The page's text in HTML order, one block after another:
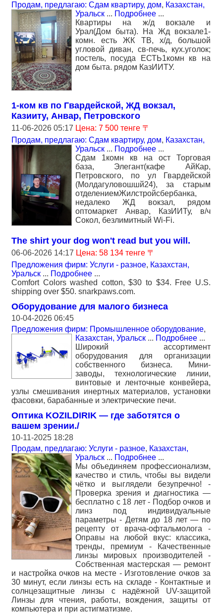
Продам, предлагаю: Сдам квартиру, дом, Казахстан,
Уральск ... Подробнее ...
Квартиры на ж/д вокзале и
Урал(Дом быта). На Жд вокзале1-
комн. есть ЖК ТВ, х/д, большой
угловой диван, св-печь, кух.уголок;
постель, посуда ЕСТЬ1комн кв на
дом быта. рядом КазИИТУ.
1-ком кв по Гвардейской, ЖД вокзал,
Казииту, Анвар, Петровского
11-06-2026 05:17 Цена: 7 500 тенге 〒
Продам, предлагаю: Сдам квартиру, дом, Казахстан,
Уральск ... Подробнее ...
Сдам 1комн кв на ост Торговая
база, Элегант(кафе АйКар,
Петровского, по ул Гвардейской
(Молдагуловошшй24), за старым
отделениемЖилстройсбербанка,
недалеко ЖД вокзал, рядом
оптомаркет Анвар, КазИИТу, в/ч
Сокол, безлимитный Wi-Fi.
The shirt your dog won't read but you will.
06-06-2026 14:17 Цена: 58 134 тенге 〒
Предложения фирм: Услуги - разное, Казахстан,
Уральск ... Подробнее ...
Comfort Colors washed cotton, $30 to $34. Free U.S.
shipping over $50. snarkpaws.com.
Оборудование для малого бизнеса
10-04-2026 06:45
Предложения фирм: Промышленное оборудование,
Казахстан, Уральск ... Подробнее ...
Широкий ассортимент
оборудования для организации
собственного бизнеса. Мини-
заводы, технологические линии,
винтовые и ленточные конвейера,
узлы смешивания инертных материалов, установки
фасовки, барабанные и электрические печи.
Оптика KOZILDIRIK — где заботятся о
вашем зрении./
10-11-2025 18:28
Продам, предлагаю: Услуги - разное, Казахстан,
Уральск ... Подробнее ...
Мы объединяем профессионализм,
качество и стиль, чтобы вы видели
чётко и выглядели безупречно! -
Проверка зрения и диагностика —
бесплатно с 18 лет - Подбор очков и
линз под индивидуальные
параметры - Детям до 18 лет — по
рецепту от врача-офтальмолога -
Оправы на любой вкус: классика,
тренды, премиум - Качественные
линзы мировых производителей -
Собственная мастерская — ремонт
и настройка очков на месте - Изготовление очков за
30 минут, если линзы есть на складе - Контактные и
солнцезащитные линзы с надёжной UV-защитой
Линзы для чтения, работы, вождения, защиты от
компьютера и при астигматизме.